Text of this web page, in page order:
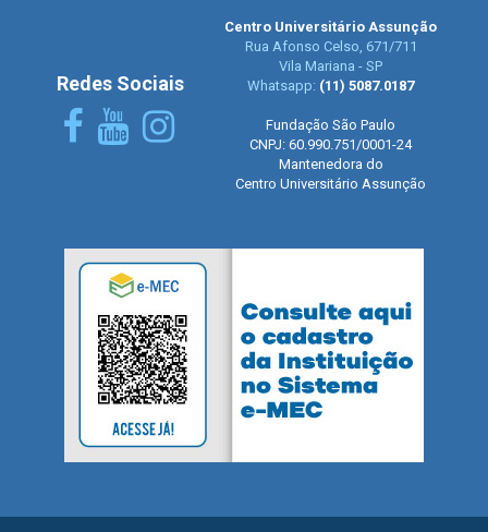
Redes Sociais
Centro Universitário Assunção
Rua Afonso Celso, 671/711
Vila Mariana - SP
Whatsapp: (11) 5087.0187
Fundação São Paulo
CNPJ: 60.990.751/0001-24
Mantenedora do
Centro Universitário Assunção